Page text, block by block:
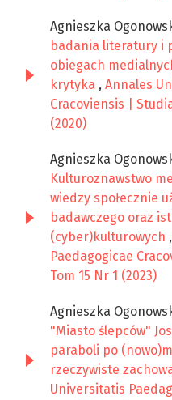
Agnieszka
badania literatury i
obiegach
krytyka , Annales
Cracoviensis |
(2020)
Agnieszka
Kulturoznawstwo
wiedzy społecznie
badawczego oraz
(cyber)kulturowych ,
Paedagogicae
Tom 15 Nr 1 (2023)
Agnieszka
"Miasto ślepców"
paraboli po
rzeczywiste
Universitatis